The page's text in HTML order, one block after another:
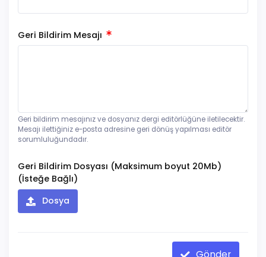
Geri Bildirim Mesajı
Geri bildirim mesajınız ve dosyanız dergi editörlüğüne iletilecektir.
Mesajı ilettiğiniz e-posta adresine geri dönüş yapılması editör
sorumluluğundadır.
Geri Bildirim Dosyası (Maksimum boyut 20Mb)
(İsteğe Bağlı)
Dosya
Gönder